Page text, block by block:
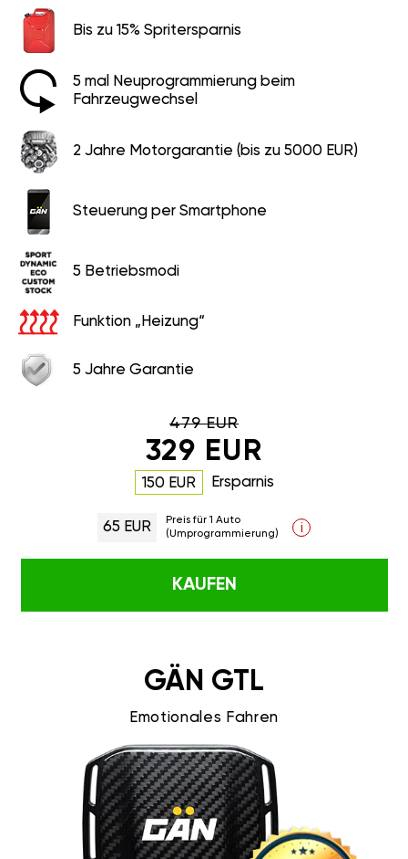
Bis zu 15% Spritersparnis
5 mal Neuprogrammierung beim
Fahrzeugwechsel
2 Jahre Motorgarantie (bis zu 5000 EUR)
Steuerung per Smartphone
5 Betriebsmodi
Funktion „Heizung“
5 Jahre Garantie
479 EUR
329 EUR
150 EUR Ersparnis
65 EUR
Preis für 1 Auto
(Umprogrammierung)
i
KAUFEN
GÄN GTL
Emotionales Fahren